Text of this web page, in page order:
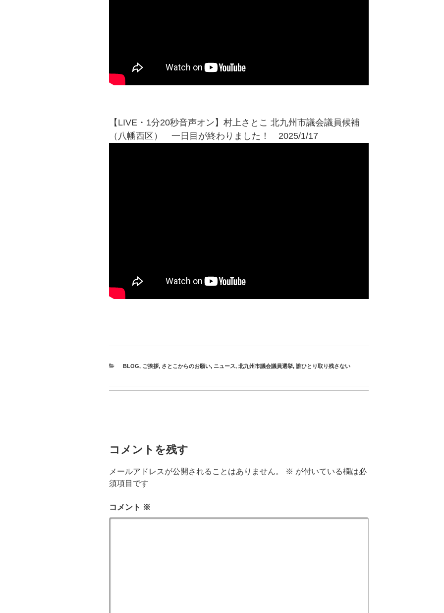
【LIVE・1分20秒音声オン】村上さとこ 北九州市議会議員候補
（八幡西区） 一日目が終わりました！ 2025/1/17
CATEGORIES
BLOG, ご挨拶, さとこからのお願い, ニュース, 北九州市議会議員選挙, 誰ひとり取り残さない
コメントを残す
メールアドレスが公開されることはありません。 ※ が付いている欄は必
須項目です
コメント ※